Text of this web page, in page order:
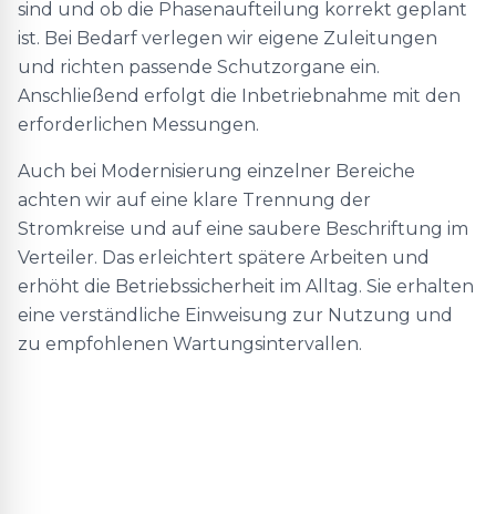
sind und ob die Phasenaufteilung korrekt geplant
ist. Bei Bedarf verlegen wir eigene Zuleitungen
und richten passende Schutzorgane ein.
Anschließend erfolgt die Inbetriebnahme mit den
erforderlichen Messungen.
Auch bei Modernisierung einzelner Bereiche
achten wir auf eine klare Trennung der
Stromkreise und auf eine saubere Beschriftung im
Verteiler. Das erleichtert spätere Arbeiten und
erhöht die Betriebssicherheit im Alltag. Sie erhalten
eine verständliche Einweisung zur Nutzung und
zu empfohlenen Wartungsintervallen.